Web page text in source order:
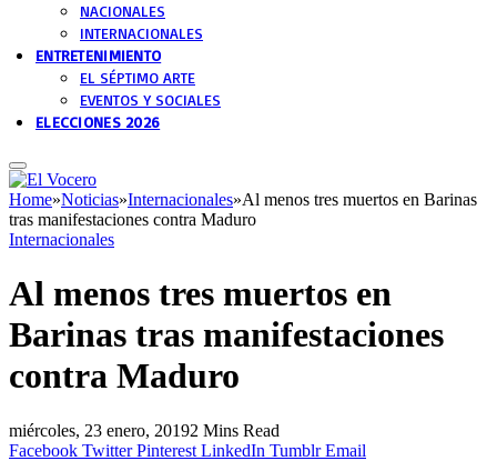
NACIONALES
INTERNACIONALES
ENTRETENIMIENTO
EL SÉPTIMO ARTE
EVENTOS Y SOCIALES
ELECCIONES 2026
Home»Noticias»Internacionales»Al menos tres muertos en Barinas
tras manifestaciones contra Maduro
Internacionales
Al menos tres muertos en
Barinas tras manifestaciones
contra Maduro
miércoles, 23 enero, 20192 Mins Read
Facebook Twitter Pinterest LinkedIn Tumblr Email